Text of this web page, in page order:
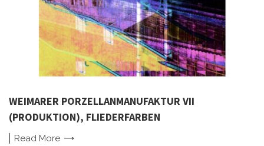
WEIMARER PORZELLANMANUFAKTUR VII
(PRODUKTION), FLIEDERFARBEN
Read More